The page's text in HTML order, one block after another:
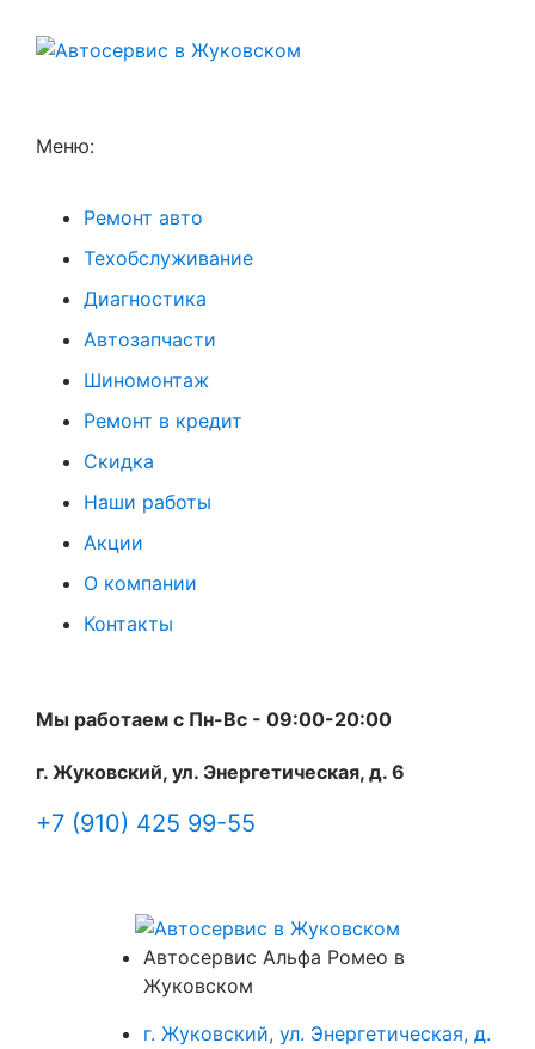
Меню:
Ремонт авто
Техобслуживание
Диагностика
Автозапчасти
Шиномонтаж
Ремонт в кредит
Скидка
Наши работы
Акции
О компании
Контакты
Мы работаем с Пн-Вc - 09:00-20:00
г. Жуковский, ул. Энергетическая, д. 6
+7 (910) 425 99-55
Автосервис Альфа Ромео в
Жуковском
г. Жуковский, ул. Энергетическая, д.